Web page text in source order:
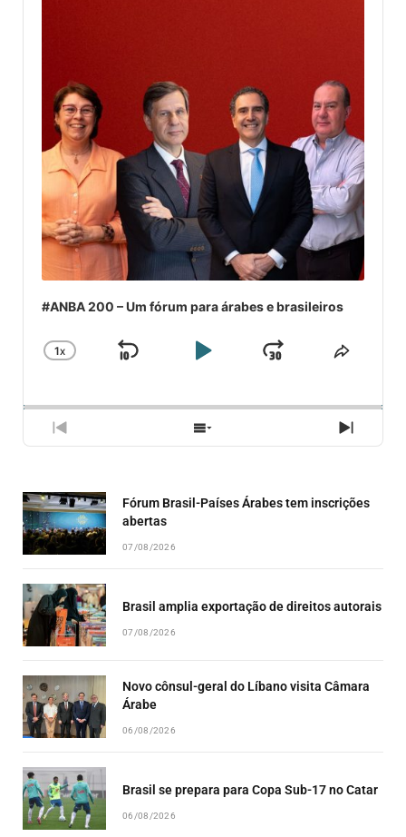
#ANBA 200 – Um fórum para árabes e brasileiros
CHANGE
1X
SKIP
PLAYJUMP
PREVIOUS
EPISODE
SHOW
EPISODES
NEXT
Fórum Brasil-Países Árabes tem inscrições
abertas
07/08/2026
Brasil amplia exportação de direitos autorais
07/08/2026
Novo cônsul-geral do Líbano visita Câmara
Árabe
06/08/2026
Brasil se prepara para Copa Sub-17 no Catar
06/08/2026